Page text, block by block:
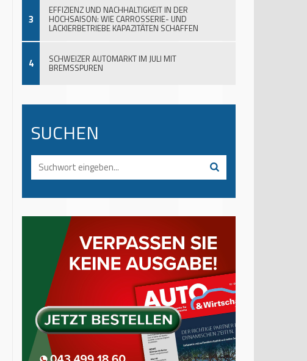
3
EFFIZIENZ UND NACHHALTIGKEIT IN DER
HOCHSAISON: WIE CARROSSERIE- UND
LACKIERBETRIEBE KAPAZITÄTEN SCHAFFEN
4 SCHWEIZER AUTOMARKT IM JULI MIT
BREMSSPUREN
SUCHEN